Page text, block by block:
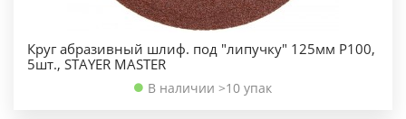
Круг абразивный шлиф. под "липучку" 125мм Р100,
5шт., STAYER MASTER
В наличии >10 упак